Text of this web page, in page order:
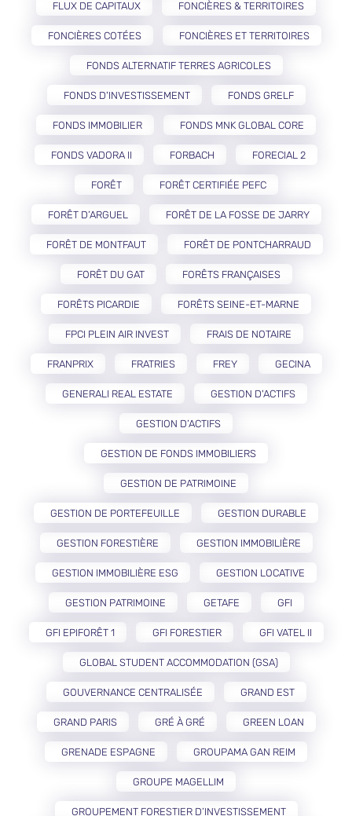
FLUX DE CAPITAUX FONCIÈRES & TERRITOIRES
FONCIÈRES COTÉES FONCIÈRES ET TERRITOIRES
FONDS ALTERNATIF TERRES AGRICOLES
FONDS D'INVESTISSEMENT FONDS GRELF
FONDS IMMOBILIER FONDS MNK GLOBAL CORE
FONDS VADORA II FORBACH FORECIAL 2
FORÊT FORÊT CERTIFIÉE PEFC
FORÊT D’ARGUEL FORÊT DE LA FOSSE DE JARRY
FORÊT DE MONTFAUT FORÊT DE PONTCHARRAUD
FORÊT DU GAT FORÊTS FRANÇAISES
FORÊTS PICARDIE FORÊTS SEINE-ET-MARNE
FPCI PLEIN AIR INVEST FRAIS DE NOTAIRE
FRANPRIX FRATRIES FREY GECINA
GENERALI REAL ESTATE GESTION D'ACTIFS
GESTION D’ACTIFS
GESTION DE FONDS IMMOBILIERS
GESTION DE PATRIMOINE
GESTION DE PORTEFEUILLE GESTION DURABLE
GESTION FORESTIÈRE GESTION IMMOBILIÈRE
GESTION IMMOBILIÈRE ESG GESTION LOCATIVE
GESTION PATRIMOINE GETAFE GFI
GFI EPIFORÊT 1 GFI FORESTIER GFI VATEL II
GLOBAL STUDENT ACCOMMODATION (GSA)
GOUVERNANCE CENTRALISÉE GRAND EST
GRAND PARIS GRÉ À GRÉ GREEN LOAN
GRENADE ESPAGNE GROUPAMA GAN REIM
GROUPE MAGELLIM
GROUPEMENT FORESTIER D’INVESTISSEMENT